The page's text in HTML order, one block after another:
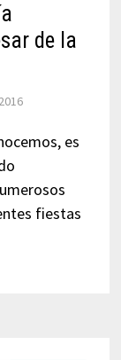
de la
es
fiestas